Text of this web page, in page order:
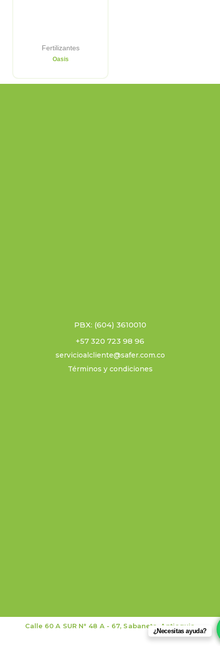
Fertilizantes
Oasis
PBX: (604) 3610010
+57 320 723 98 96
servicioalcliente@safer.com.co
Términos y condiciones
Calle 60 A SUR N° 48 A - 67, Sabaneta, Antioquia
¿Necesitas ayuda?